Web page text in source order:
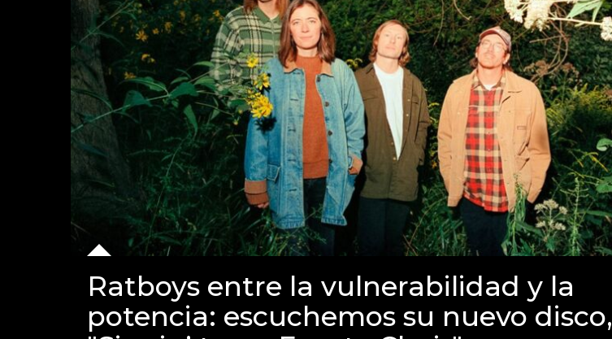
Ratboys entre la vulnerabilidad y la
potencia: escuchemos su nuevo disco,